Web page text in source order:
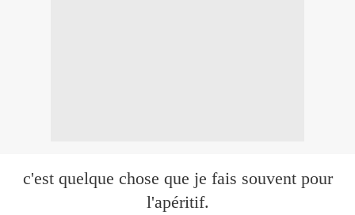
c'est quelque chose que je fais souvent pour
l'apéritif.